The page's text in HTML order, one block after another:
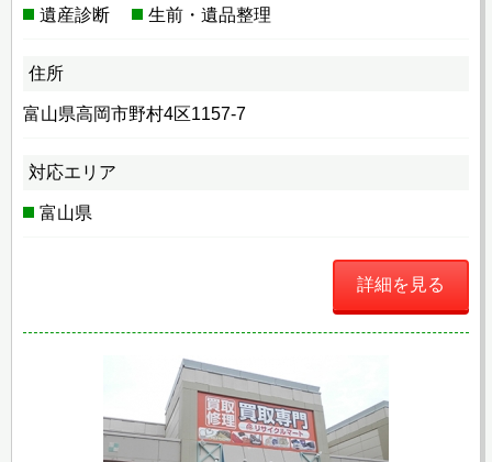
遺産診断 生前・遺品整理
住所
富山県高岡市野村4区1157-7
対応エリア
富山県
詳細を見る